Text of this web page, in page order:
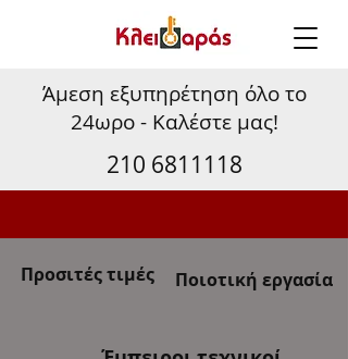
Άμεση εξυπηρέτηση όλο το
24ωρο - Καλέστε μας!
210 6811118
Προσιτές τιμές Ποιοτική εργασία